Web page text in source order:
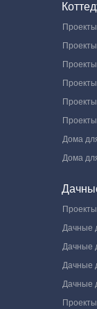
Дома
Дома
Дачные
Дачные
Дачные
Дачные